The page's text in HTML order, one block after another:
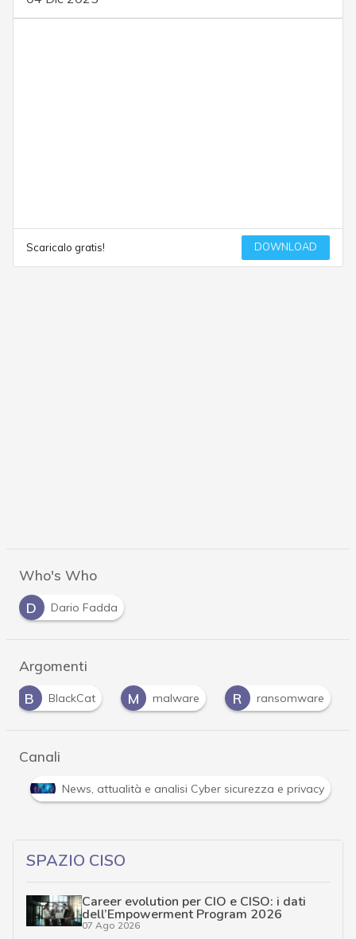
Scaricalo gratis! DOWNLOAD
Who's Who
D
Dario Fadda
Argomenti
B
BlackCat M malware R ransomware
Canali
e Malware: le ultime news in tempo reale e gli approfondimenti
SPAZIO CISO
Career evolution per CIO e CISO: i dati
dell’Empowerment Program 2026
07 Ago 2026